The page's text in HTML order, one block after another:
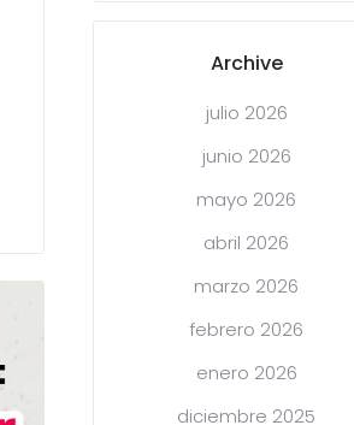
Archive
julio 2026
junio 2026
mayo 2026
abril 2026
marzo 2026
febrero 2026
enero 2026
diciembre 2025